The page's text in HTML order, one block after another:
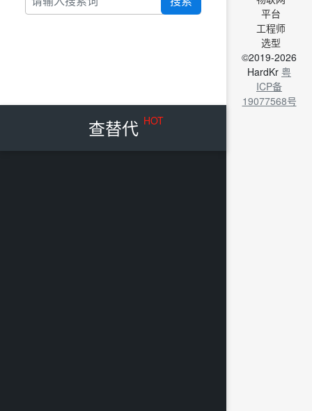
查替代 HOT
平台
工程师
选型
©2019-2026
HardKr 粤
ICP备
19077568号